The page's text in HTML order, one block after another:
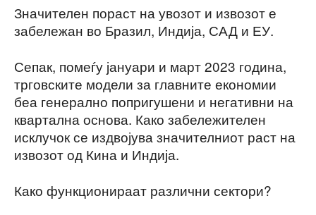
Значителен пораст на увозот и извозот е
забележан во Бразил, Индија, САД и ЕУ.
Сепак, помеѓу јануари и март 2023 година,
трговските модели за главните економии
беа генерално попригушени и негативни на
квартална основа. Како забележителен
исклучок се издвојува значителниот раст на
извозот од Кина и Индија.
Како функционираат различни сектори?